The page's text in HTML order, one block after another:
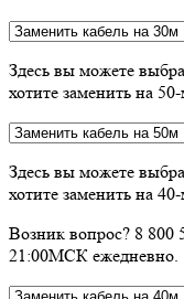
Здесь вы можете
хотите заменить на
Здесь вы можете
хотите заменить на
Возник вопрос? 8 800
21:00МСК ежедневно.